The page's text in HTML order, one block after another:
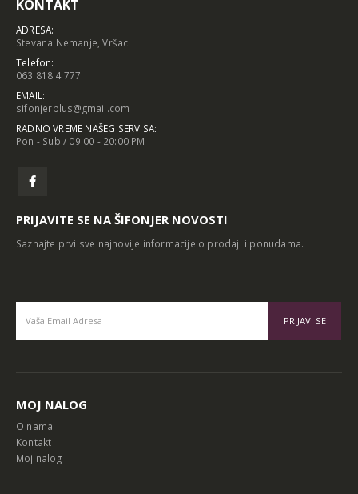
KONTAKT
ADRESA:
Stevana Nemanje, Vršac
Telefon:
063 818 4 777
EMAIL:
sifonjerplus@gmail.com
RADNO VREME NAŠEG SERVISA:
Pon - Sub / 09:00 - 20:00 PM
PRIJAVITE SE NA ŠIFONJER NOVOSTI
Saznajte prvi sve najnovije informacije o prodaji i ponudama.
MOJ NALOG
O nama
Kontakt
Moj nalog